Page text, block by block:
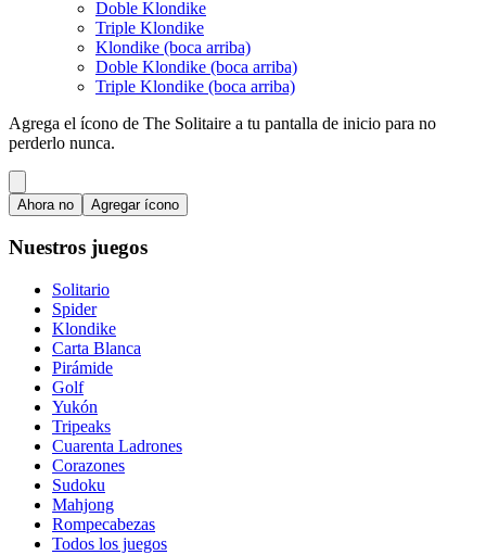
Doble Klondike
Triple Klondike
Klondike (boca arriba)
Doble Klondike (boca arriba)
Triple Klondike (boca arriba)
Agrega el ícono de The Solitaire a tu pantalla de inicio para no
perderlo nunca.
Ahora no Agregar ícono
Nuestros juegos
Solitario
Spider
Klondike
Carta Blanca
Pirámide
Golf
Yukón
Tripeaks
Cuarenta Ladrones
Corazones
Sudoku
Mahjong
Rompecabezas
Todos los juegos